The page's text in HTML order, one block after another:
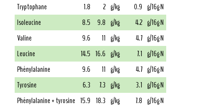
Tryptophane
1.8 2 g/kg 0.9 g/16g N
Isoleucine
8.5 9.8 g/kg 4.2 g/16g N
Valine
9.6 11 g/kg 4.7 g/16g N
Leucine
14.5 16.6 g/kg 7.1 g/16g N
Phénylalanine
9.6 11 g/kg 4.7 g/16g N
Tyrosine
6.3 7.3 g/kg 3.1 g/16g N
Phénylalanine + tyrosine 15.9 18.3 g/kg 7.8 g/16g N